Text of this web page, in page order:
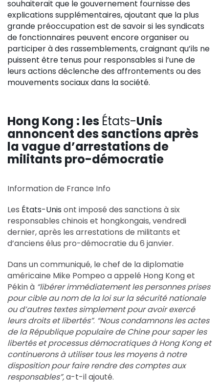
souhaiterait que le gouvernement fournisse des
explications supplémentaires, ajoutant que la plus
grande préoccupation est de savoir si les syndicats
de fonctionnaires peuvent encore organiser ou
participer à des rassemblements, craignant qu’ils ne
puissent être tenus pour responsables si l’une de
leurs actions déclenche des affrontements ou des
mouvements sociaux dans la société.
Hong Kong : les États-Unis
annoncent des sanctions après
la vague d’arrestations de
militants pro-démocratie
Information de France Info
Les États-Unis ont imposé des sanctions à six
responsables chinois et hongkongais, vendredi
dernier, après les arrestations de militants et
d’anciens élus pro-démocratie du 6 janvier.
Dans un communiqué, le chef de la diplomatie
américaine Mike Pompeo a appelé Hong Kong et
Pékin à “libérer immédiatement les personnes prises
pour cible au nom de la loi sur la sécurité nationale
ou d’autres textes simplement pour avoir exercé
leurs droits et libertés”. “Nous condamnons les actes
de la République populaire de Chine pour saper les
libertés et processus démocratiques à Hong Kong et
continuerons à utiliser tous les moyens à notre
disposition pour faire rendre des comptes aux
responsables”,a-t-il ajouté.